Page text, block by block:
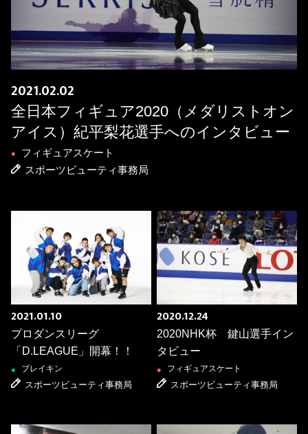
2021.02.02
全日本フィギュア2020（メダリストオン
アイス）紀平梨花選手へのインタビュー
●
フィギュアスケート
スポーツビューティ事務局
2021.01.10
プロダンスリーグ
「D.LEAGUE」開幕！！
● ブレイキン
スポーツビューティ事務局
2020.12.24
2020NHK杯 鍵山選手イン
タビュー
● フィギュアスケート
スポーツビューティ事務局